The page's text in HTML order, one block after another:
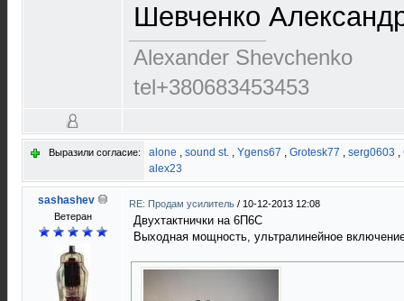
Шевченко
Alexander Shevchenko
tel+380683453453
Выразили согласие: alone , sound st. , Ygens67 , Grotesk77 , serg0603 ,
alex23
sashashev
Ветеран
RE: Продам усилитель / 10-12-2013 12:08
Двухтактнички на 6П6С
Выходная мощность, ультралинейное